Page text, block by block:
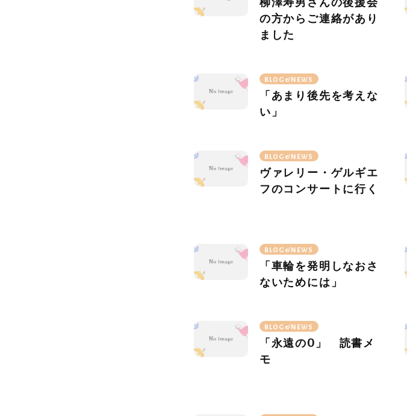
柳澤寿男さんの後援会
の方からご連絡があり
ました
BLOG&NEWS
「あまり後先を考えな
い」
BLOG&NEWS
ヴァレリー・ゲルギエ
フのコンサートに行く
BLOG&NEWS
「車輪を発明しなおさ
ないためには」
BLOG&NEWS
「永遠の0 」 読書メ
モ